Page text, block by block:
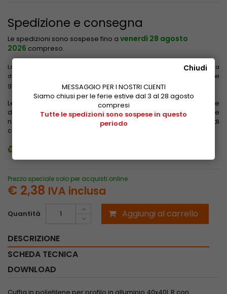
Chiudi
MESSAGGIO PER I NOSTRI CLIENTI
Siamo chiusi per le ferie estive dal 3 al 28 agosto
compresi
Tutte le spedizioni sono sospese in questo
periodo
Spedizione e consegna
Le spedizioni sono sospese fino a venerdì 28 agosto
2026 compreso.
La data evidenziata non include il tempo impiegato per il trasporto a
destinazione. Le consegne non avvengono il sabato, la domenica e nei
giorni festivi.
Le tariffe di spedizione sono calcolate in base al peso, alle
dimensioni e alla zona di destinazione. Vengono evidenziate
nel carrello dopo aver inserito l'indirizzo di consegna e prima di
confermare l'acquisto.
Guarda le tariffe
Prezzo speciale solo per acquisti online
€ 2,38 IVA inclusa
Quantità Aggiungi al carrello
DESCRIZIONE
SCHEDA TECNICA
DOWNLOAD